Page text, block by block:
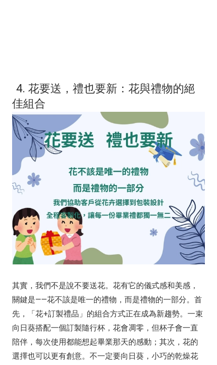
4. 花要送，禮也要新：花與禮物的絕
佳組合
其實，我們不是說不要送花。花有它的儀式感和美感，
關鍵是——花不該是唯一的禮物，而是禮物的一部分。首
先，「花+訂製禮品」的組合方式正在成為新趨勢。一束
向日葵搭配一個訂製隨行杯，花會凋零，但杯子會一直
陪伴，每次使用都能想起畢業那天的感動；其次，花的
選擇也可以更有創意。不一定要向日葵，小巧的乾燥花